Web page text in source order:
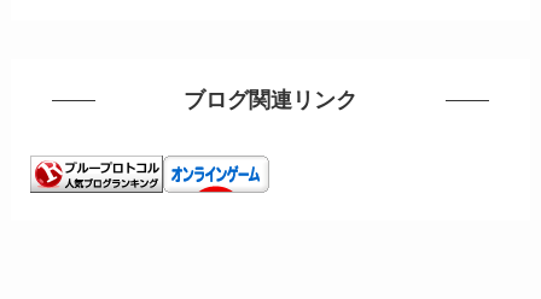
ブログ関連リンク